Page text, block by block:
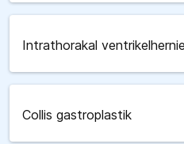
Intrathorakal
Collis gastroplastik